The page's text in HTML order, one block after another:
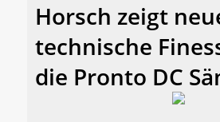
Horsch zeigt
technische
die Pronto DC